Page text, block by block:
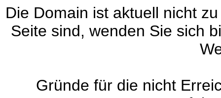
Die Domain ist aktuell nicht
Seite sind, wenden Sie sich
Gründe für die nicht